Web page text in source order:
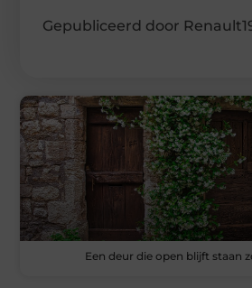
Gepubliceerd door
Een deur die open blijft staan